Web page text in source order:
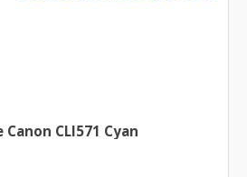
CLI571 Cyan